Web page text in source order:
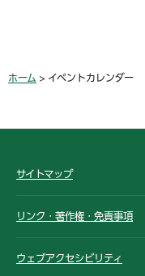
ホーム > イベントカレンダー
サイトマップ
リンク・著作権・免責事項
ウェブアクセシビリティ